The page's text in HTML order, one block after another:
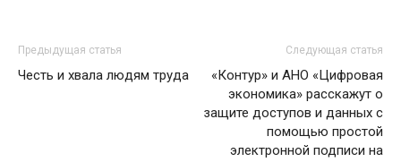
Предыдущая статья
Честь и хвала людям труда
Следующая статья
«Контур» и АНО «Цифровая
экономика» расскажут о
защите доступов и данных с
помощью простой
электронной подписи на